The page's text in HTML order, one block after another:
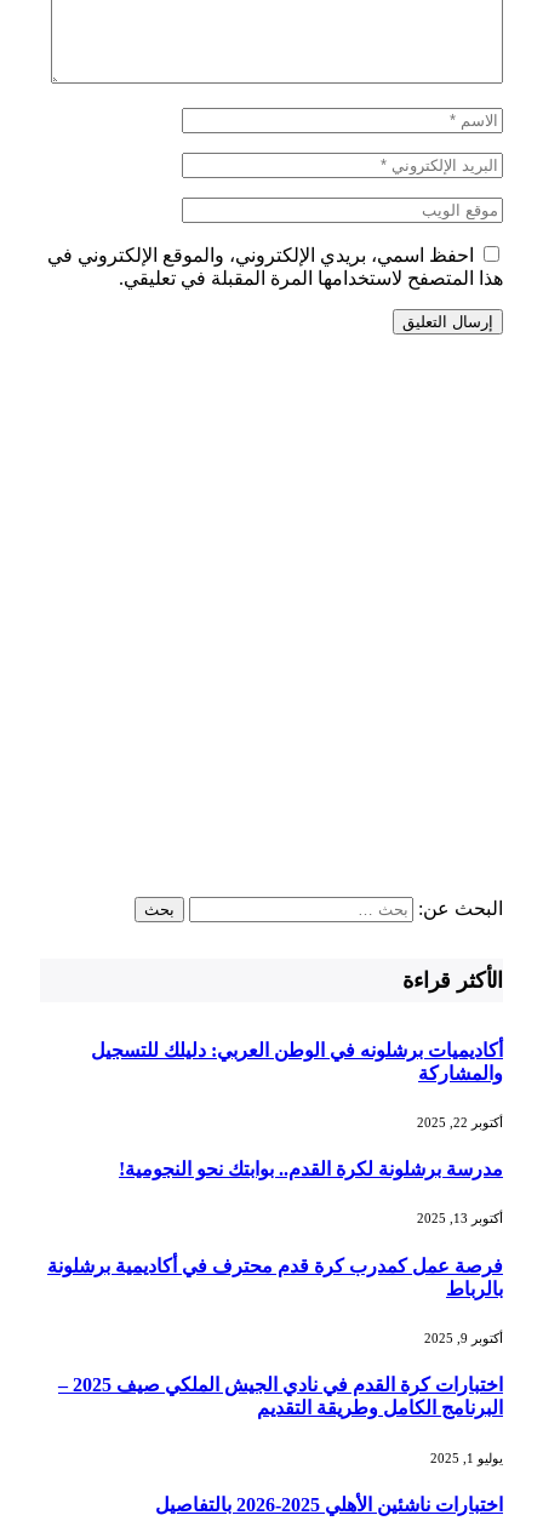
احفظ اسمي، بريدي الإلكتروني، والموقع الإلكتروني في
هذا المتصفح لاستخدامها المرة المقبلة في تعليقي.
البحث عن:
الأكثر قراءة
أكاديميات برشلونه في الوطن العربي: دليلك للتسجيل
والمشاركة
أكتوبر 22, 2025
مدرسة برشلونة لكرة القدم.. بوابتك نحو النجومية!
أكتوبر 13, 2025
فرصة عمل كمدرب كرة قدم محترف في أكاديمية برشلونة
بالرباط
أكتوبر 9, 2025
اختبارات كرة القدم في نادي الجيش الملكي صيف 2025 –
البرنامج الكامل وطريقة التقديم
يوليو 1, 2025
اختبارات ناشئين الأهلي 2025-2026 بالتفاصيل